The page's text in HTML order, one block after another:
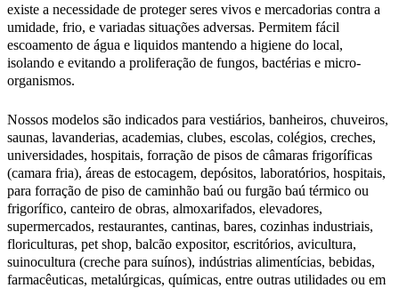
existe a necessidade de proteger seres vivos e mercadorias contra a
umidade, frio, e variadas situações adversas. Permitem fácil
escoamento de água e liquidos mantendo a higiene do local,
isolando e evitando a proliferação de fungos, bactérias e micro-
organismos.
Nossos modelos são indicados para vestiários, banheiros, chuveiros,
saunas, lavanderias, academias, clubes, escolas, colégios, creches,
universidades, hospitais, forração de pisos de câmaras frigoríficas
(camara fria), áreas de estocagem, depósitos, laboratórios, hospitais,
para forração de piso de caminhão baú ou furgão baú térmico ou
frigorífico, canteiro de obras, almoxarifados, elevadores,
supermercados, restaurantes, cantinas, bares, cozinhas industriais,
floriculturas, pet shop, balcão expositor, escritórios, avicultura,
suinocultura (creche para suínos), indústrias alimentícias, bebidas,
farmacêuticas, metalúrgicas, químicas, entre outras utilidades ou em